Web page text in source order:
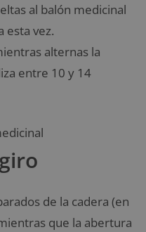
al balón medicinal
esta vez.
alternas la
entre 10 y 14
de la cadera (en
que la abertura